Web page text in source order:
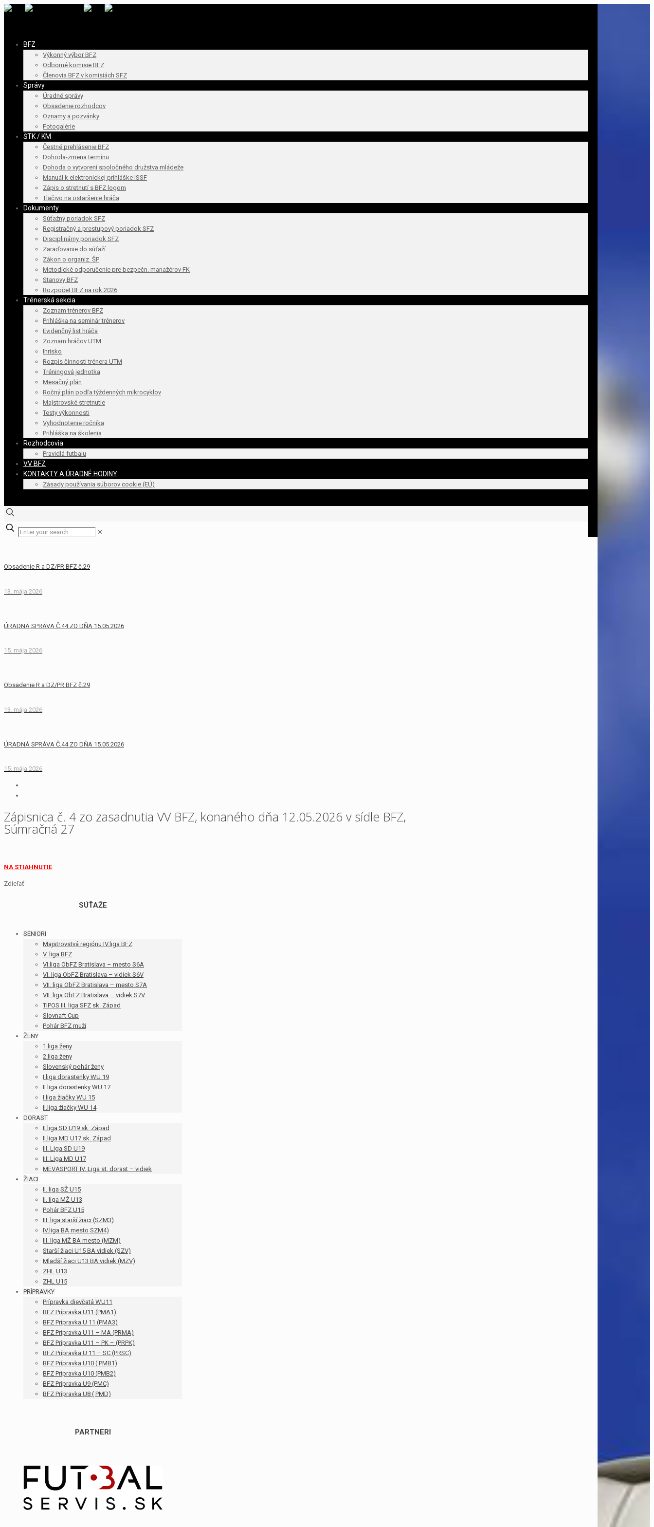
BFZ
Výkonný výbor BFZ
Odborné komisie BFZ
Členovia BFZ v komisiách SFZ
Správy
Úradné správy
Obsadenie rozhodcov
Oznamy a pozvánky
Fotogalérie
ŠTK / KM
Čestné prehlásenie BFZ
Dohoda-zmena termínu
Dohoda o vytvorení spoločného družstva mládeže
Manuál k elektronickej prihláške ISSF
Zápis o stretnutí s BFZ logom
Tlačivo na ostaršenie hráča
Dokumenty
Súťažný poriadok SFZ
Registračný a prestupový poriadok SFZ
Disciplinárny poriadok SFZ
Zaraďovanie do súťaží
Zákon o organiz. ŠP
Metodické odporučenie pre bezpečn. manažérov FK
Stanovy BFZ
Rozpočet BFZ na rok 2026
Trénerská sekcia
Zoznam trénerov BFZ
Prihláška na seminár trénerov
Evidenčný list hráča
Zoznam hráčov UTM
Ihrisko
Rozpis činnosti trénera UTM
Tréningová jednotka
Mesačný plán
Ročný plán podľa týždenných mikrocyklov
Majstrovské stretnutie
Testy výkonnosti
Vyhodnotenie ročníka
Prihláška na školenia
Rozhodcovia
Pravidlá futbalu
VV BFZ
KONTAKTY A ÚRADNÉ HODINY
Zásady používania súborov cookie (EÚ)
✕
Obsadenie R a DZ/PR BFZ č.29
13. mája 2026
ÚRADNÁ SPRÁVA Č.44 ZO DŇA 15.05.2026
15. mája 2026
Obsadenie R a DZ/PR BFZ č.29
13. mája 2026
ÚRADNÁ SPRÁVA Č.44 ZO DŇA 15.05.2026
15. mája 2026
Zápisnica č. 4 zo zasadnutia VV BFZ, konaného dňa 12.05.2026 v sídle BFZ,
Súmračná 27
NA STIAHNUTIE
Zdieľať
SÚŤAŽE
SENIORI
Majstrovstvá regiónu IV.liga BFZ
V. liga BFZ
VI.liga ObFZ Bratislava – mesto S6A
VI. liga ObFZ Bratislava – vidiek S6V
VII. liga ObFZ Bratislava – mesto S7A
VII. liga ObFZ Bratislava – vidiek S7V
TIPOS III. liga SFZ sk. Západ
Slovnaft Cup
Pohár BFZ muži
ŽENY
1.liga ženy
2.liga ženy
Slovenský pohár ženy
I.liga dorastenky WU 19
II.liga dorastenky WU 17
I.liga žiačky WU 15
II.liga žiačky WU 14
DORAST
II.liga SD U19 sk. Západ
II.liga MD U17 sk. Západ
III. Liga SD U19
III. Liga MD U17
MEVASPORT IV. Liga st. dorast – vidiek
ŽIACI
II. liga SŽ U15
II. liga MŽ U13
Pohár BFZ U15
III. liga starší žiaci (SZM3)
IV.liga BA mesto SZM4)
III. liga MŽ BA mesto (MZM)
Starší žiaci U15 BA vidiek (SZV)
Mladší žiaci U13 BA vidiek (MZV)
ZHL U13
ZHL U15
PRÍPRAVKY
Prípravka dievčatá WU11
BFZ Prípravka U11 (PMA1)
BFZ Prípravka U 11 (PMA3)
BFZ Prípravka U11 – MA (PRMA)
BFZ Prípravka U11 – PK – (PRPK)
BFZ Prípravka U 11 – SC (PRSC)
BFZ Prípravka U10 ( PMB1)
BFZ Prípravka U10 (PMB2)
BFZ Prípravka U9 (PMC)
BFZ Prípravka U8 ( PMD)
PARTNERI